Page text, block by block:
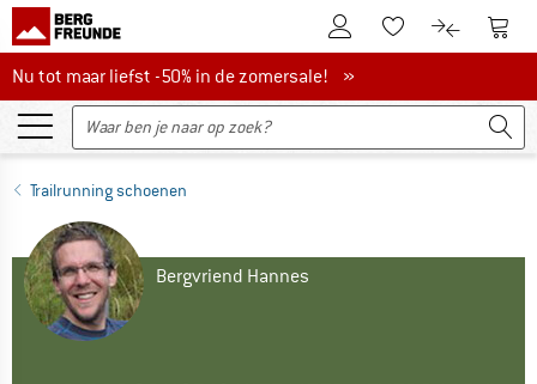
De klantenaccount
Naar deNaar de
Nu tot maar liefst -50% in de zomersale!
Nu tot maar liefst -50% in de zomersale! »
Trailrunning schoenen
Bergvriend Hannes